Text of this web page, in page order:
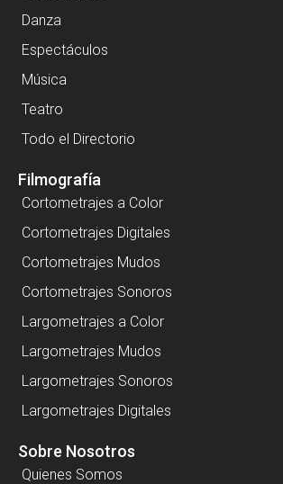
Danza
Espectáculos
Música
Teatro
Todo el Directorio
Filmografía
Cortometrajes a Color
Cortometrajes Digitales
Cortometrajes Mudos
Cortometrajes Sonoros
Largometrajes a Color
Largometrajes Mudos
Largometrajes Sonoros
Largometrajes Digitales
Sobre Nosotros
Quienes Somos